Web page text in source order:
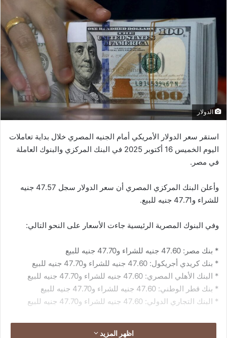
الدولار
استقر سعر الدولار الأمريكي أمام الجنيه المصري خلال بداية تعاملات
اليوم الخميس 16 أكتوبر 2025 في البنك المركزي والبنوك العاملة
في مصر.
وأعلن البنك المركزي المصري أن سعر الدولار سجل 47.57 جنيه
للشراء و47.71 جنيه للبيع.
وفي البنوك المصرية الرئيسية جاءت الأسعار على النحو التالي:
* بنك مصر: 47.60 جنيه للشراء و47.70 جنيه للبيع
* بنك كريدي أجريكول: 47.60 جنيه للشراء و47.70 جنيه للبيع
* البنك الأهلي المصري: 47.60 جنيه للشراء و47.70 جنيه للبيع
* بنك قطر الوطني: 47.60 جنيه للشراء و47.70 جنيه للبيع
* البنك التجاري الدولي: 47.60 جنيه للشراء و47.70 جنيه للبيع
اظهر المزيد